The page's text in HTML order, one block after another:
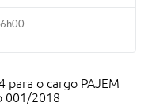
para o cargo PAJEM
001/2018